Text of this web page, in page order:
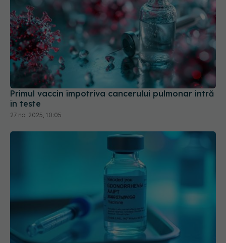
Primul vaccin împotriva cancerului pulmonar intră
în teste
27 noi 2025, 10:05